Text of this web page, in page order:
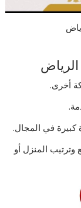
أخرى.
كبيرة في المجال.
المنزل أو